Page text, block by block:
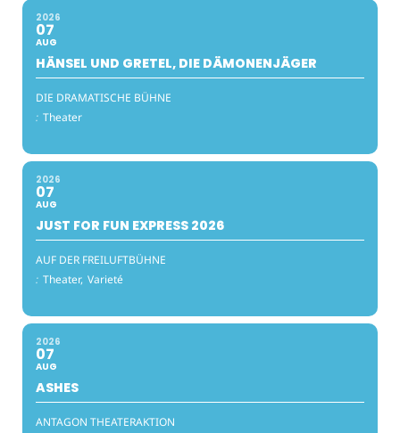
2026
07
AUG
HÄNSEL UND GRETEL, DIE DÄMONENJÄGER
DIE DRAMATISCHE BÜHNE
: Theater
2026
07
AUG
JUST FOR FUN EXPRESS 2026
AUF DER FREILUFTBÜHNE
: Theater, Varieté
2026
07
AUG
ASHES
ANTAGON THEATERAKTION